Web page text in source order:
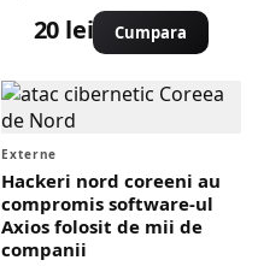
20 lei Cumpara
Externe
Hackeri nord coreeni au
compromis software-ul
Axios folosit de mii de
companii